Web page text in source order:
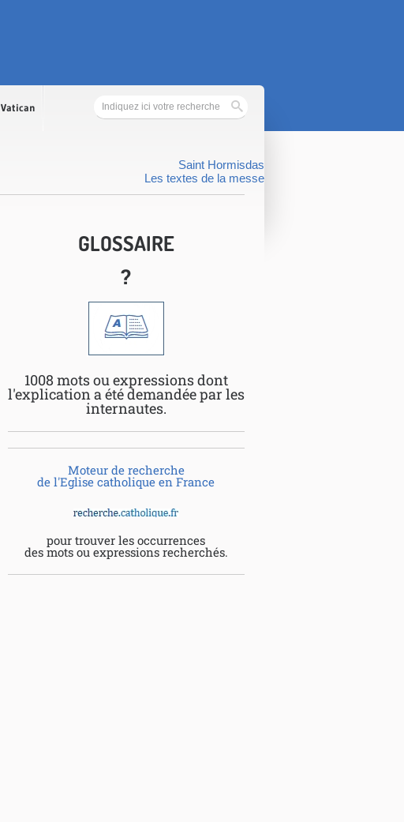
Vatican
Saint Hormisdas
Les textes de la messe
GLOSSAIRE
?
1008 mots ou expressions dont
l'explication a été demandée par les
internautes.
Moteur de recherche
de l'Eglise catholique en France
pour trouver les occurrences
des mots ou expressions recherchés.